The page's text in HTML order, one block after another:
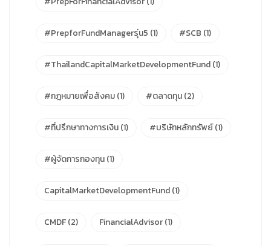
#PrepforFundManagerรุ่น5 (1) #SCB (1)
#ThailandCapitalMarketDevelopmentFund(1)
#กฎหมายเพื่อสังคม(1) #ตลาดทุน(2)
#ที่ปรึกษาทางการเงิน(1) #บริษัทหลักทรัพย์(1)
#ผู้จัดการกองทุน(1)
CapitalMarketDevelopmentFund(1)
CMDF(2) FinancialAdvisor(1)